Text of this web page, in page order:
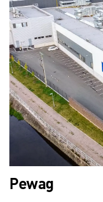
Pewag